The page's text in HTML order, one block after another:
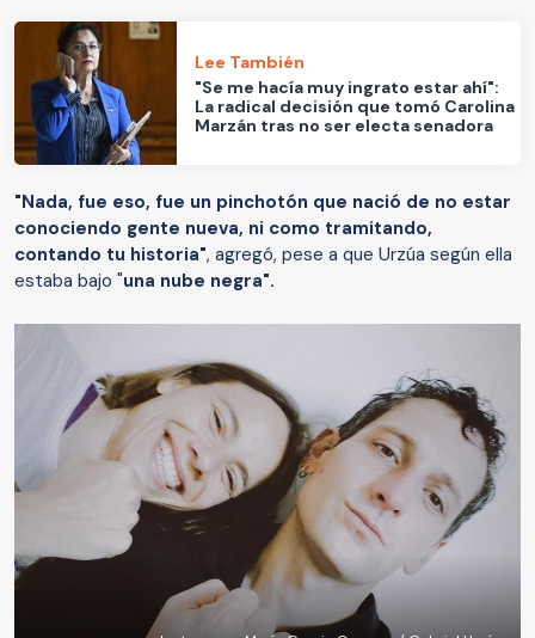
Lee También
"Se me hacía muy ingrato estar ahí":
La radical decisión que tomó Carolina
Marzán tras no ser electa senadora
"Nada, fue eso, fue un pinchotón que nació de no estar
conociendo gente nueva, ni como tramitando,
contando tu historia", agregó, pese a que Urzúa según ella
estaba bajo "una nube negra".